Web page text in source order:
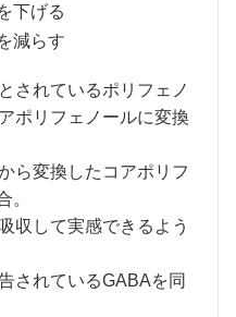
下げる
減らす
されているポリフェノ
ポリフェノールに変換
ら変換したコアポリフ
。
収して実感できるよう
されているGABAを同